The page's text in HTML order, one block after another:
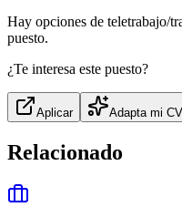
Hay opciones de teletrabajo/
puesto.
¿Te interesa este puesto?
Aplicar Adapta mi
Relacionado